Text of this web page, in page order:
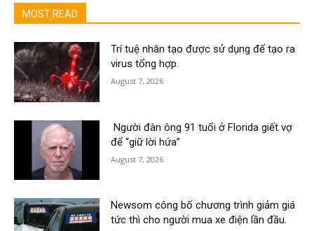
MOST READ
Trí tuệ nhân tạo được sử dụng để tạo ra
virus tổng hợp.
August 7, 2026
Người đàn ông 91 tuổi ở Florida giết vợ
để “giữ lời hứa”
August 7, 2026
Newsom công bố chương trình giảm giá
tức thì cho người mua xe điện lần đầu.